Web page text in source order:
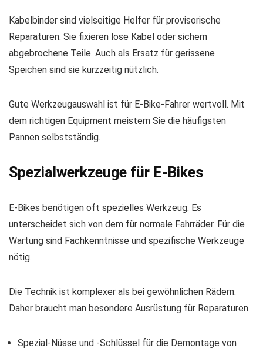
Kabelbinder sind vielseitige Helfer für provisorische
Reparaturen. Sie fixieren lose Kabel oder sichern
abgebrochene Teile. Auch als Ersatz für gerissene
Speichen sind sie kurzzeitig nützlich.
Gute Werkzeugauswahl ist für E-Bike-Fahrer wertvoll. Mit
dem richtigen Equipment meistern Sie die häufigsten
Pannen selbstständig.
Spezialwerkzeuge für E-Bikes
E-Bikes benötigen oft spezielles Werkzeug. Es
unterscheidet sich von dem für normale Fahrräder. Für die
Wartung sind Fachkenntnisse und spezifische Werkzeuge
nötig.
Die Technik ist komplexer als bei gewöhnlichen Rädern.
Daher braucht man besondere Ausrüstung für Reparaturen.
Spezial-Nüsse und -Schlüssel für die Demontage von